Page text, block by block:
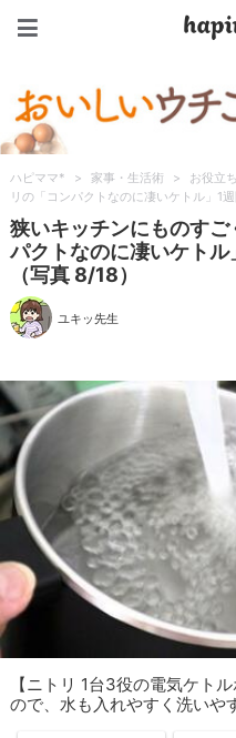
ハピママ* > 家事・生活術 > お役立ち
リの「コンパクトなのに凄いケトル」1
狭いキッチンにものす
パクトなのに凄いケト
（写真 8/18）
ユキッ先生
【ニトリ 1台3役の電気ケト
ので、水も入れやすく洗いや